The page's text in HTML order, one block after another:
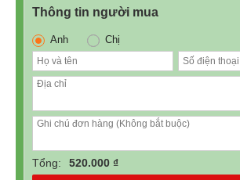
Thông tin người mua
Anh Chị
Tổng: 520.000 ₫